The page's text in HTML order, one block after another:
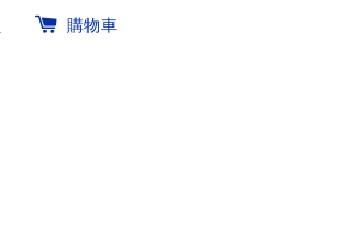
購物車